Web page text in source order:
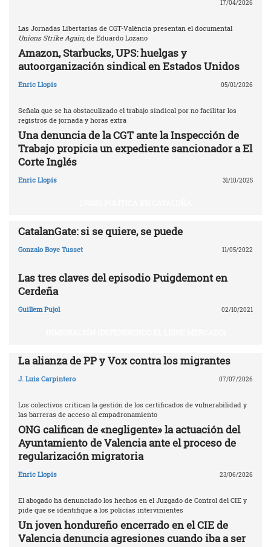
17/04/2026
Las Jornadas Libertarias de CGT-València presentan el documental
Unions Strike Again, de Eduardo Lozano
Amazon, Starbucks, UPS: huelgas y
autoorganización sindical en Estados Unidos
Enric Llopis 05/01/2026
Señala que se ha obstaculizado el trabajo sindical por no facilitar los
registros de jornada y horas extra
Una denuncia de la CGT ante la Inspección de
Trabajo propicia un expediente sancionador a El
Corte Inglés
Enric Llopis 31/10/2025
CatalanGate: si se quiere, se puede
Gonzalo Boye Tusset 11/05/2022
Las tres claves del episodio Puigdemont en
Cerdeña
Guillem Pujol 02/10/2021
La alianza de PP y Vox contra los migrantes
J. Luis Carpintero 07/07/2026
Los colectivos critican la gestión de los certificados de vulnerabilidad y
las barreras de acceso al empadronamiento
ONG califican de «negligente» la actuación del
Ayuntamiento de Valencia ante el proceso de
regularización migratoria
Enric Llopis 23/06/2026
El abogado ha denunciado los hechos en el Juzgado de Control del CIE y
pide que se identifique a los policías intervinientes
Un joven hondureño encerrado en el CIE de
Valencia denuncia agresiones cuando iba a ser